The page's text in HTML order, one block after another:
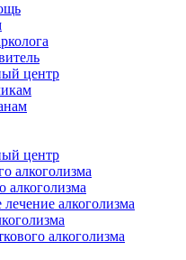
центр
центр
алкоголизма
алкоголизма
алкоголизма
алкоголизма